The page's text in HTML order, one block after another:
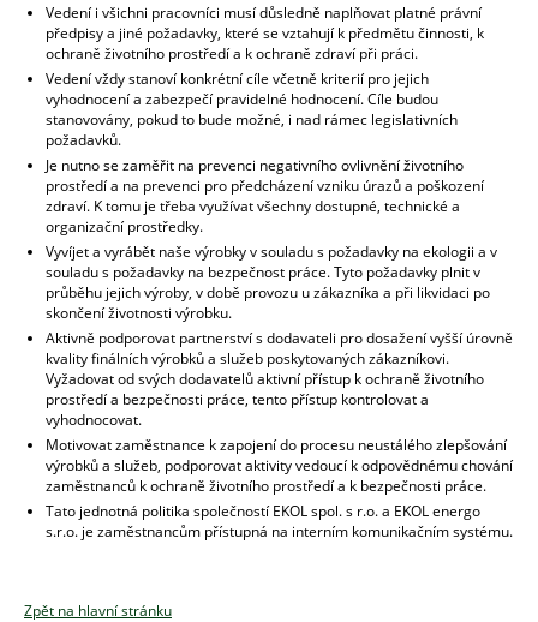
Vedení i všichni pracovníci musí důsledně naplňovat platné právní
předpisy a jiné požadavky, které se vztahují k předmětu činnosti, k
ochraně životního prostředí a k ochraně zdraví při práci.
Vedení vždy stanoví konkrétní cíle včetně kriterií pro jejich
vyhodnocení a zabezpečí pravidelné hodnocení. Cíle budou
stanovovány, pokud to bude možné, i nad rámec legislativních
požadavků.
Je nutno se zaměřit na prevenci negativního ovlivnění životního
prostředí a na prevenci pro předcházení vzniku úrazů a poškození
zdraví. K tomu je třeba využívat všechny dostupné, technické a
organizační prostředky.
Vyvíjet a vyrábět naše výrobky v souladu s požadavky na ekologii a v
souladu s požadavky na bezpečnost práce. Tyto požadavky plnit v
průběhu jejich výroby, v době provozu u zákazníka a při likvidaci po
skončení životnosti výrobku.
Aktivně podporovat partnerství s dodavateli pro dosažení vyšší úrovně
kvality finálních výrobků a služeb poskytovaných zákazníkovi.
Vyžadovat od svých dodavatelů aktivní přístup k ochraně životního
prostředí a bezpečnosti práce, tento přístup kontrolovat a
vyhodnocovat.
Motivovat zaměstnance k zapojení do procesu neustálého zlepšování
výrobků a služeb, podporovat aktivity vedoucí k odpovědnému chování
zaměstnanců k ochraně životního prostředí a k bezpečnosti práce.
Tato jednotná politika společností EKOL spol. s r.o. a EKOL energo
s.r.o. je zaměstnancům přístupná na interním komunikačním systému.
Zpět na hlavní stránku